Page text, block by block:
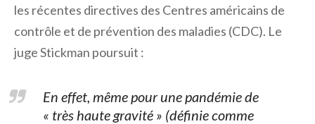
les récentes directives des Centres américains de
contrôle et de prévention des maladies (CDC). Le
juge Stickman poursuit :
En effet, même pour une pandémie de
« très haute gravité » (définie comme